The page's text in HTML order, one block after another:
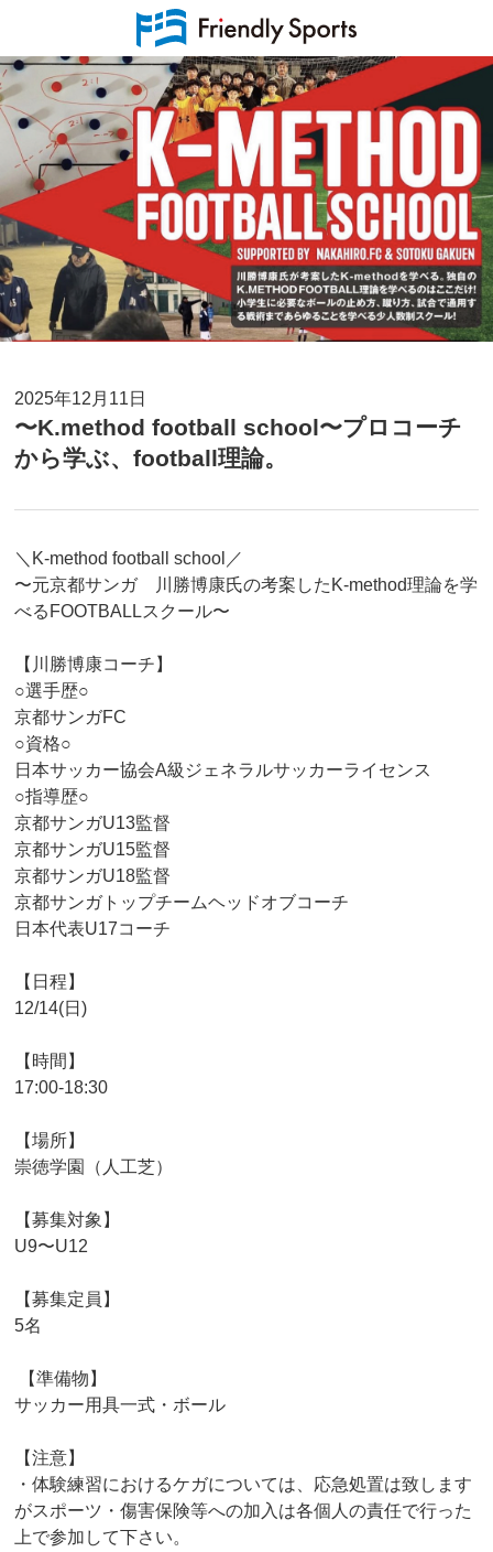
2025年12月11日
〜K.method football school〜プロコーチ
から学ぶ、football理論。
＼K-method football school／
〜元京都サンガ 川勝博康氏の考案したK-method理論を学
べるFOOTBALLスクール〜
【川勝博康コーチ】
○選手歴○
京都サンガFC
○資格○
日本サッカー協会A級ジェネラルサッカーライセンス
○指導歴○
京都サンガU13監督
京都サンガU15監督
京都サンガU18監督
京都サンガトップチームヘッドオブコーチ
日本代表U17コーチ
【日程】
12/14(日)
【時間】
17:00-18:30
【場所】
崇徳学園（人工芝）
【募集対象】
U9〜U12
【募集定員】
5名
【準備物】
サッカー用具一式・ボール
【注意】
・体験練習におけるケガについては、応急処置は致します
がスポーツ・傷害保険等への加入は各個人の責任で行った
上で参加して下さい。